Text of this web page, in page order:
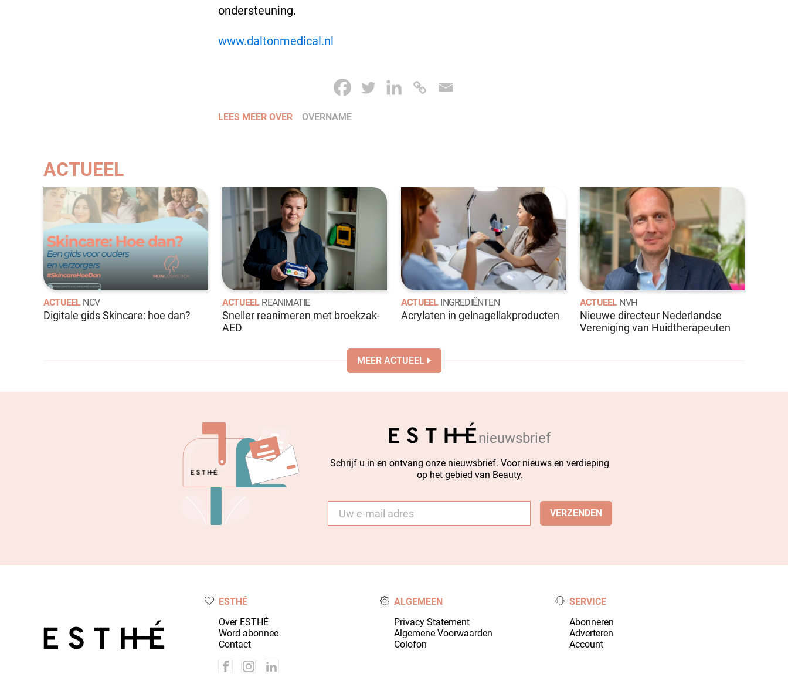
ondersteuning.
www.daltonmedical.nl
LEES MEER OVER OVERNAME
ACTUEEL
ACTUEEL NCV
Digitale gids Skincare: hoe dan?
ACTUEEL REANIMATIE
Sneller reanimeren met broekzak-
AED
ACTUEEL INGREDIËNTEN
Acrylaten in gelnagellakproducten
ACTUEEL NVH
Nieuwe directeur Nederlandse
Vereniging van Huidtherapeuten
MEER ACTUEEL
nieuwsbrief
Schrijf u in en ontvang onze nieuwsbrief. Voor nieuws en verdieping
op het gebied van Beauty.
mail *
ESTHÉ
Over ESTHÉ
Word abonnee
Contact
ALGEMEEN
Privacy Statement
Algemene Voorwaarden
Colofon
SERVICE
Abonneren
Adverteren
Account